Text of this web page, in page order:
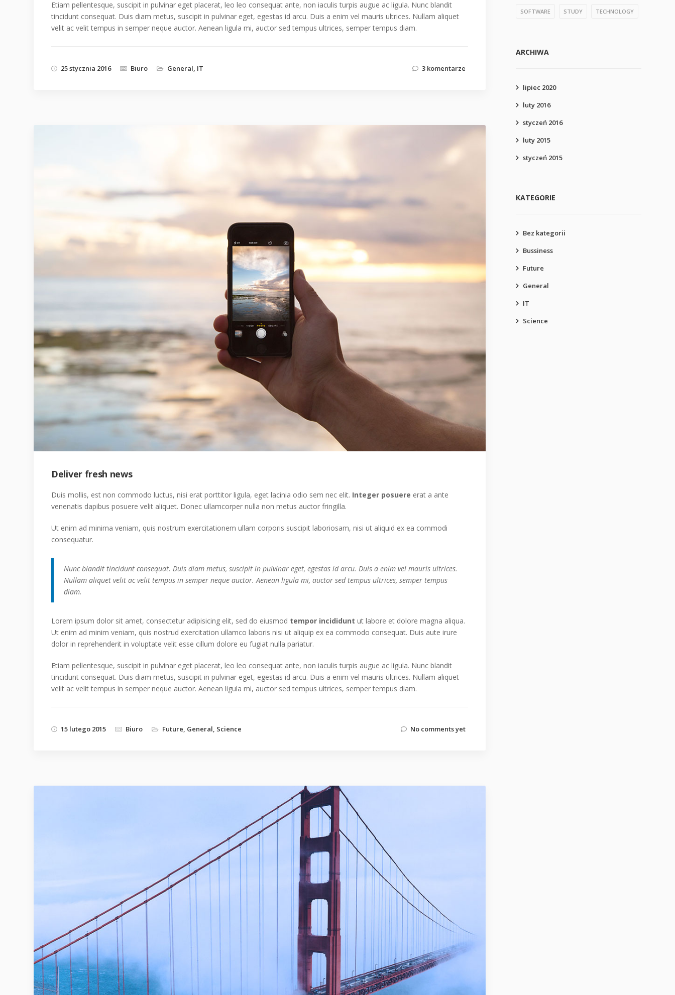
Etiam pellentesque, suscipit in pulvinar eget placerat, leo leo consequat ante, non iaculis turpis augue ac ligula. Nunc blandit
tincidunt consequat. Duis diam metus, suscipit in pulvinar eget, egestas id arcu. Duis a enim vel mauris ultrices. Nullam aliquet
velit ac velit tempus in semper neque auctor. Aenean ligula mi, auctor sed tempus ultrices, semper tempus diam.
25 stycznia 2016 Biuro General, IT 3 komentarze
Deliver fresh news
Duis mollis, est non commodo luctus, nisi erat porttitor ligula, eget lacinia odio sem nec elit. Integer posuere erat a ante
venenatis dapibus posuere velit aliquet. Donec ullamcorper nulla non metus auctor fringilla.
Ut enim ad minima veniam, quis nostrum exercitationem ullam corporis suscipit laboriosam, nisi ut aliquid ex ea commodi
consequatur.
Nunc blandit tincidunt consequat. Duis diam metus, suscipit in pulvinar eget, egestas id arcu. Duis a enim vel mauris ultrices.
Nullam aliquet velit ac velit tempus in semper neque auctor. Aenean ligula mi, auctor sed tempus ultrices, semper tempus
diam.
Lorem ipsum dolor sit amet, consectetur adipisicing elit, sed do eiusmod tempor incididunt ut labore et dolore magna aliqua.
Ut enim ad minim veniam, quis nostrud exercitation ullamco laboris nisi ut aliquip ex ea commodo consequat. Duis aute irure
dolor in reprehenderit in voluptate velit esse cillum dolore eu fugiat nulla pariatur.
Etiam pellentesque, suscipit in pulvinar eget placerat, leo leo consequat ante, non iaculis turpis augue ac ligula. Nunc blandit
tincidunt consequat. Duis diam metus, suscipit in pulvinar eget, egestas id arcu. Duis a enim vel mauris ultrices. Nullam aliquet
velit ac velit tempus in semper neque auctor. Aenean ligula mi, auctor sed tempus ultrices, semper tempus diam.
15 lutego 2015 Biuro Future, General, Science No comments yet
SOFTWARE STUDY TECHNOLOGY
ARCHIWA
lipiec 2020
luty 2016
styczeń 2016
luty 2015
styczeń 2015
KATEGORIE
Bez kategorii
Bussiness
Future
General
IT
Science